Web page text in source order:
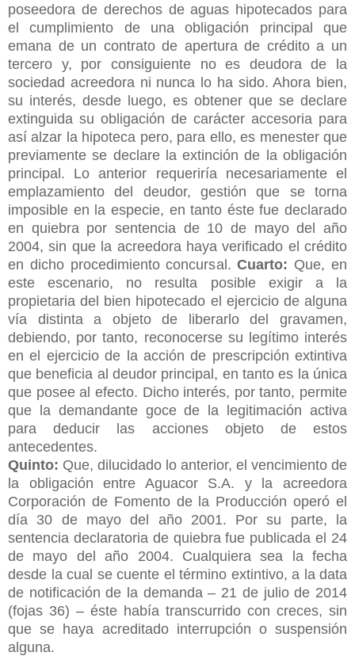
poseedora de derechos de aguas hipotecados para
el cumplimiento de una obligación principal que
emana de un contrato de apertura de crédito a un
tercero y, por consiguiente no es deudora de la
sociedad acreedora ni nunca lo ha sido. Ahora bien,
su interés, desde luego, es obtener que se declare
extinguida su obligación de carácter accesoria para
así alzar la hipoteca pero, para ello, es menester que
previamente se declare la extinción de la obligación
principal. Lo anterior requeriría necesariamente el
emplazamiento del deudor, gestión que se torna
imposible en la especie, en tanto éste fue declarado
en quiebra por sentencia de 10 de mayo del año
2004, sin que la acreedora haya verificado el crédito
en dicho procedimiento concursal.Cuarto: Que, en
este escenario, no resulta posible exigir a la
propietaria del bien hipotecado el ejercicio de alguna
vía distinta a objeto de liberarlo del gravamen,
debiendo, por tanto, reconocerse su legítimo interés
en el ejercicio de la acción de prescripción extintiva
que beneficia al deudor principal, en tanto es la única
que posee al efecto. Dicho interés, por tanto, permite
que la demandante goce de la legitimación activa
para deducir las acciones objeto de estos
antecedentes.
Quinto: Que, dilucidado lo anterior, el vencimiento de
la obligación entre Aguacor S.A. y la acreedora
Corporación de Fomento de la Producción operó el
día 30 de mayo del año 2001. Por su parte, la
sentencia declaratoria de quiebra fue publicada el 24
de mayo del año 2004. Cualquiera sea la fecha
desde la cual se cuente el término extintivo, a la data
de notificación de la demanda – 21 de julio de 2014
(fojas 36) – éste había transcurrido con creces, sin
que se haya acreditado interrupción o suspensión
alguna.